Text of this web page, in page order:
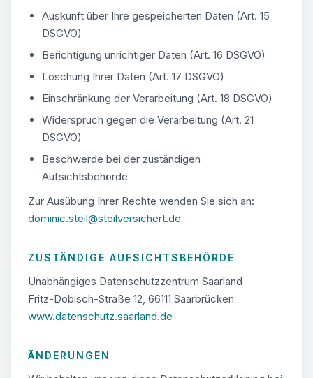
Auskunft über Ihre gespeicherten Daten (Art. 15
DSGVO)
Berichtigung unrichtiger Daten (Art. 16 DSGVO)
Löschung Ihrer Daten (Art. 17 DSGVO)
Einschränkung der Verarbeitung (Art. 18 DSGVO)
Widerspruch gegen die Verarbeitung (Art. 21
DSGVO)
Beschwerde bei der zuständigen
Aufsichtsbehörde
Zur Ausübung Ihrer Rechte wenden Sie sich an:
dominic.steil@steilversichert.de
ZUSTÄNDIGE AUFSICHTSBEHÖRDE
Unabhängiges Datenschutzzentrum Saarland
Fritz-Dobisch-Straße 12, 66111 Saarbrücken
www.datenschutz.saarland.de
ÄNDERUNGEN